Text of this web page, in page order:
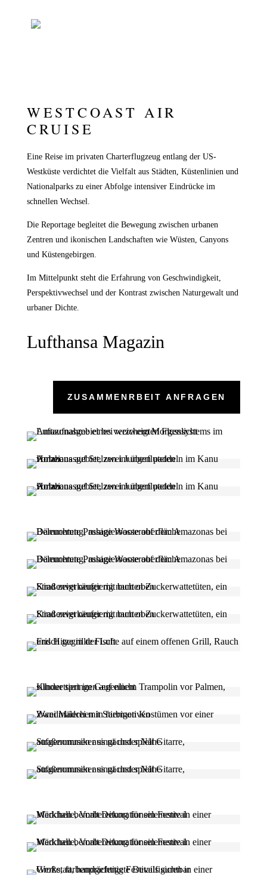
WESTCOAST AIR
CRUISE
Eine Reise im privaten Charterflugzeug entlang der US-
Westküste verdichtet die Vielfalt aus Städten, Küstenlinien und
Nationalparks zu einer Abfolge intensiver Eindrücke im
schnellen Wechsel.
Die Reportage begleitet die Bewegung zwischen urbanen
Zentren und ikonischen Landschaften wie Wüsten, Canyons
und Küstengebirgen.
Im Mittelpunkt steht die Erfahrung von Geschwindigkeit,
Perspektivwechsel und der Kontrast zwischen Naturgewalt und
urbaner Dichte.
Lufthansa Magazin
ZUSAMMENRBEIT ANFRAGEN